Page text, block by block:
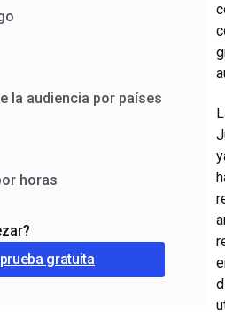
la audiencia por países
horas
gratuita